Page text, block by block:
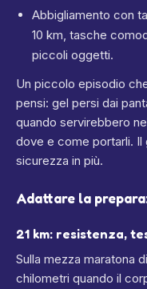
Abbigliamento con
10 km, tasche
piccoli oggetti.
Un piccolo episodio
pensi: gel persi dai
quando servirebbero
dove e come portarli. Il
sicurezza in più.
Adattare la
21 km: resistenza,
Sulla mezza maratona
chilometri quando il